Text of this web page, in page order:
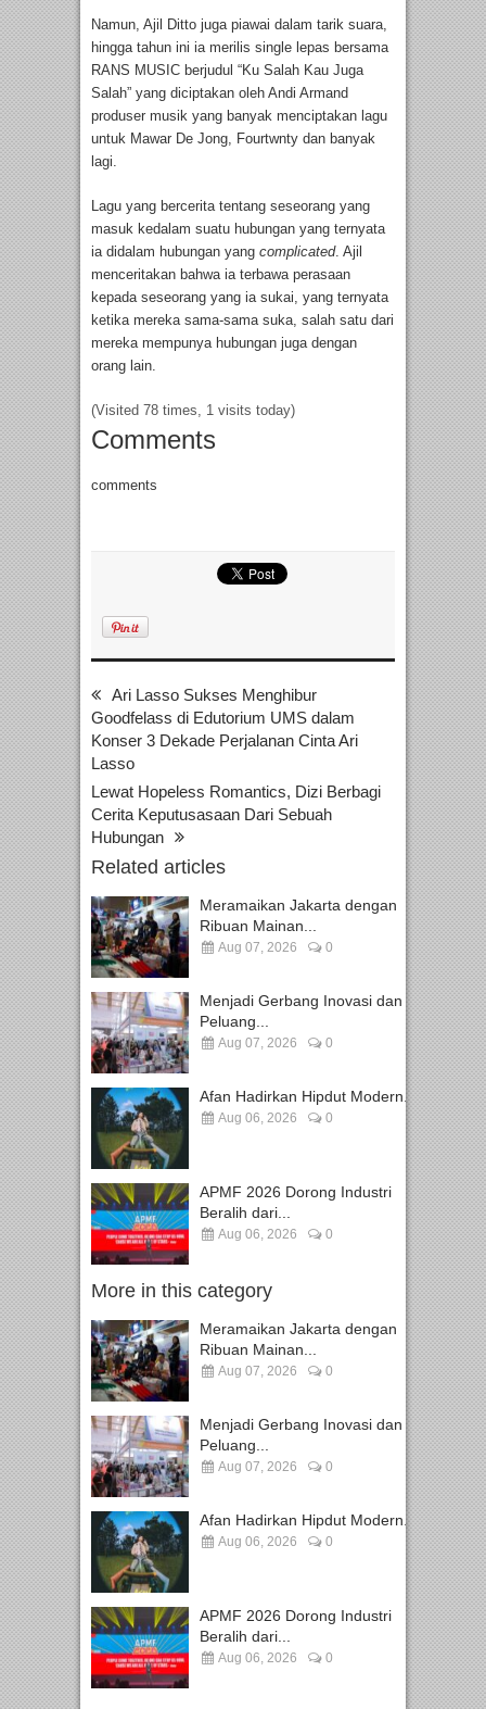
Namun, Ajil Ditto juga piawai dalam tarik suara,
hingga tahun ini ia merilis single lepas bersama
RANS MUSIC berjudul “Ku Salah Kau Juga
Salah” yang diciptakan oleh Andi Armand
produser musik yang banyak menciptakan lagu
untuk Mawar De Jong, Fourtwnty dan banyak
lagi.
Lagu yang bercerita tentang seseorang yang
masuk kedalam suatu hubungan yang ternyata
ia didalam hubungan yang complicated. Ajil
menceritakan bahwa ia terbawa perasaan
kepada seseorang yang ia sukai, yang ternyata
ketika mereka sama-sama suka, salah satu dari
mereka mempunya hubungan juga dengan
orang lain.
(Visited 78 times, 1 visits today)
Comments
comments
Ari Lasso Sukses Menghibur
Goodfelass di Edutorium UMS dalam
Konser 3 Dekade Perjalanan Cinta Ari
Lasso
Lewat Hopeless Romantics, Dizi Berbagi
Cerita Keputusasaan Dari Sebuah
Hubungan
Related articles
Meramaikan Jakarta dengan
Ribuan Mainan...
Aug 07, 2026 0
Menjadi Gerbang Inovasi dan
Peluang...
Aug 07, 2026 0
Afan Hadirkan Hipdut Modern...
Aug 06, 2026 0
APMF 2026 Dorong Industri
Beralih dari...
Aug 06, 2026 0
More in this category
Meramaikan Jakarta dengan
Ribuan Mainan...
Aug 07, 2026 0
Menjadi Gerbang Inovasi dan
Peluang...
Aug 07, 2026 0
Afan Hadirkan Hipdut Modern...
Aug 06, 2026 0
APMF 2026 Dorong Industri
Beralih dari...
Aug 06, 2026 0